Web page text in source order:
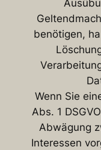
benötigen,
Wenn Sie
Abs. 1
Abwägung
Interessen